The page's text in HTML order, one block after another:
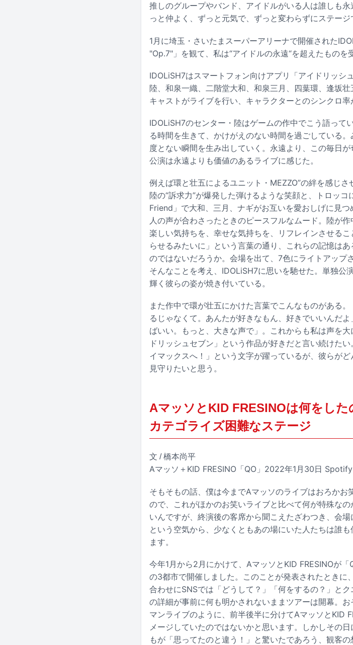
推しのグループやバンド、アイドルがいる人は誰しも
っと仲よく、ずっと元気で、ずっと変わらずにステージ
1月に埼玉・さいたまスーパーアリーナで開催された
"Op.7"」を観て、私は“アイドルの永遠“を超えたものを
IDOLiSH7はスマートフォン向けアプリ「アイドリッシ
陸、和泉一織、二階堂大和、和泉三月、四葉環、逢坂
キャストがライブを行い、キャラクターとのシンクロ
IDOLiSH7のセンター・陸はゲームの作中でこう語って
る時間を生きて、かけがえのない時間を過ごしている
度とない瞬間を生み出していく。永遠より、この毎日
公演は永遠よりも価値のあるライブに感じた。
例えば環と壮五によるユニット・MEZZO”の絆を感じ
陸の“訴求力”が爆発した弾けるような笑顔と、トロッ
Friend」で大和、三月、ナギがお互いを愛おしげに見
人の声が合わさったときのピースフルなムード。陸が
楽しい気持ちを、幸せな気持ちを、リフレインさせる
らせるみたいに」という言葉の通り、これらの記憶は
のではないだろうか。会場を出て、7色にライトアップ
そんなことを考え、IDOLiSH7に思いを馳せた。単独公
輝く彼らの姿が焼き付いている。
また作中で環が壮五にかけた言葉でこんなものがある
るじゃなくて。あんたが好きなもん、好きでいいんだ
ばいい。もっと、大きな声で」。これからも私は声を
ドリッシュセブン」という作品が好きだと言い続けた
イマックスへ！」という文字が躍っているが、彼らが
見守りたいと思う。
AマッソとKID FRESINOは何をし
カテゴライズ困難なステージ
文 / 橋本尚平
Aマッソ＋KID FRESINO「QO」2022年1月30日
そもそもの話、僕は今までAマッソのライブはおろか
ので、これがほかのお笑いライブと比べて何が特殊な
いんですが、終演後の客席から聞こえたざわつき、会
という空気から、少なくともあの場にいた人たちは誰
ます。
今年1月から2月にかけて、AマッソとKID FRESINOが
の3都市で開催しました。このことが発表されたときに
合わせにSNSでは「どうして？」「何をするの？」と
の詳細が事前に何も明かされないままツアーは開幕。
マンライブのように、前半後半に分けてAマッソとKID
メージしていたのではないかと思います。しかしその
もが「思ってたのと違う！」と驚いたであろう、観客